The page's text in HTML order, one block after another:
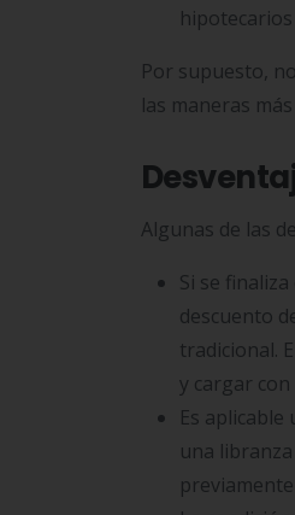
Por supuesto,
las maneras
Algunas de las
Si se
descuento
tradicional.
y cargar
Es
una